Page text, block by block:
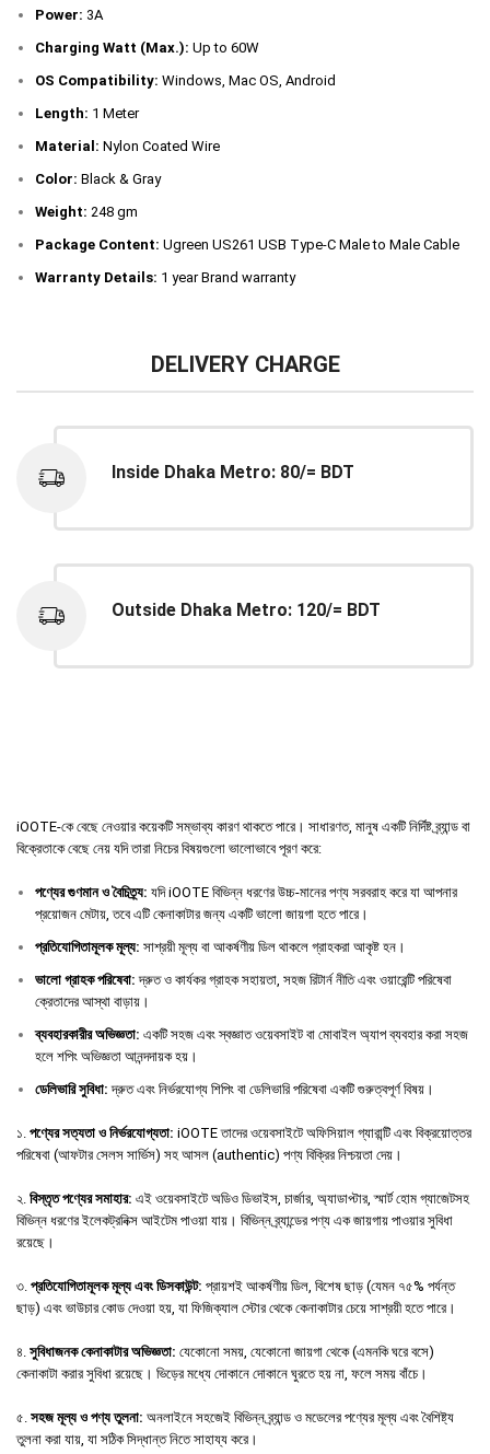
Power: 3A
Charging Watt (Max.): Up to 60W
OS Compatibility: Windows, Mac OS, Android
Length: 1 Meter
Material: Nylon Coated Wire
Color: Black & Gray
Weight: 248 gm
Package Content: Ugreen US261 USB Type-C Male to Male Cable
Warranty Details: 1 year Brand warranty
DELIVERY CHARGE
Inside Dhaka Metro: 80/= BDT
Outside Dhaka Metro: 120/= BDT
iOOTE-কে বেছে নেওয়ার কয়েকটি সম্ভাব্য কারণ থাকতে পারে। সাধারণত, মানুষ একটি নির্দিষ্ট ব্র্যান্ড বা
বিক্রেতাকে বেছে নেয় যদি তারা নিচের বিষয়গুলো ভালোভাবে পূরণ করে:
পণ্যের গুণমান ও বৈচিত্র্য: যদি iOOTE বিভিন্ন ধরণের উচ্চ-মানের পণ্য সরবরাহ করে যা আপনার
প্রয়োজন মেটায়, তবে এটি কেনাকাটার জন্য একটি ভালো জায়গা হতে পারে।
প্রতিযোগিতামূলক মূল্য: সাশ্রয়ী মূল্য বা আকর্ষণীয় ডিল থাকলে গ্রাহকরা আকৃষ্ট হন।
ভালো গ্রাহক পরিষেবা: দ্রুত ও কার্যকর গ্রাহক সহায়তা, সহজ রিটার্ন নীতি এবং ওয়ারেন্টি পরিষেবা
ক্রেতাদের আস্থা বাড়ায়।
ব্যবহারকারীর অভিজ্ঞতা: একটি সহজ এবং স্বজ্ঞাত ওয়েবসাইট বা মোবাইল অ্যাপ ব্যবহার করা সহজ
হলে শপিং অভিজ্ঞতা আনন্দদায়ক হয়।
ডেলিভারি সুবিধা: দ্রুত এবং নির্ভরযোগ্য শিপিং বা ডেলিভারি পরিষেবা একটি গুরুত্বপূর্ণ বিষয়।
১. পণ্যের সত্যতা ও নির্ভরযোগ্যতা: iOOTE তাদের ওয়েবসাইটে অফিসিয়াল গ্যারান্টি এবং বিক্রয়োত্তর
পরিষেবা (আফটার সেলস সার্ভিস) সহ আসল (authentic) পণ্য বিক্রির নিশ্চয়তা দেয়।
২. বিস্তৃত পণ্যের সমাহার: এই ওয়েবসাইটে অডিও ডিভাইস, চার্জার, অ্যাডাপ্টার, স্মার্ট হোম গ্যাজেটসহ
বিভিন্ন ধরণের ইলেকট্রনিক্স আইটেম পাওয়া যায়। বিভিন্ন ব্র্যান্ডের পণ্য এক জায়গায় পাওয়ার সুবিধা
রয়েছে।
৩. প্রতিযোগিতামূলক মূল্য এবং ডিসকাউন্ট: প্রায়শই আকর্ষণীয় ডিল, বিশেষ ছাড় (যেমন ৭৫% পর্যন্ত
ছাড়) এবং ভাউচার কোড দেওয়া হয়, যা ফিজিক্যাল স্টোর থেকে কেনাকাটার চেয়ে সাশ্রয়ী হতে পারে।
৪. সুবিধাজনক কেনাকাটার অভিজ্ঞতা: যেকোনো সময়, যেকোনো জায়গা থেকে (এমনকি ঘরে বসে)
কেনাকাটা করার সুবিধা রয়েছে। ভিড়ের মধ্যে দোকানে দোকানে ঘুরতে হয় না, ফলে সময় বাঁচে।
৫. সহজ মূল্য ও পণ্য তুলনা: অনলাইনে সহজেই বিভিন্ন ব্র্যান্ড ও মডেলের পণ্যের মূল্য এবং বৈশিষ্ট্য
তুলনা করা যায়, যা সঠিক সিদ্ধান্ত নিতে সাহায্য করে।